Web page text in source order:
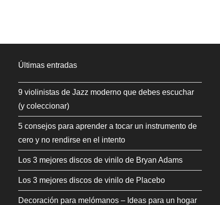
Últimas entradas
9 violinistas de Jazz moderno que debes escuchar
(y coleccionar)
5 consejos para aprender a tocar un instrumento de
cero y no rendirse en el intento
Los 3 mejores discos de vinilo de Bryan Adams
Los 3 mejores discos de vinilo de Placebo
Decoración para melómanos – Ideas para un hogar